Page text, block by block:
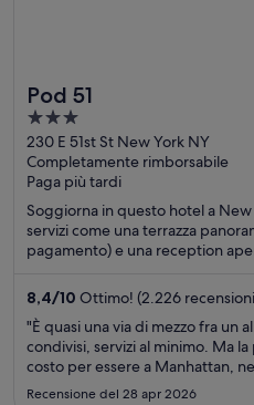
Pod 51
3
out
of
5
230 E 51st St New York NY
Completamente rimborsabile
Paga più tardi
Soggiorna in questo hotel a
servizi come una terrazza
pagamento) e una reception
personale gentile e le camere pulite. Nelle vicinanze si
seguenti luoghi d'interesse:
Avenue.
8,4/10 Ottimo! (2.226
"È quasi una via di mezzo fra un
condivisi, servizi al minimo. Ma
costo per essere a Manhattan,
vuole essere al centro di New
Recensione del 28 apr 2026